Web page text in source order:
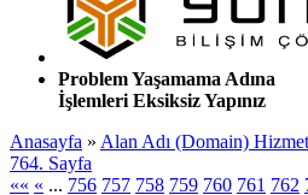
Problem Yaşamama Adına
İşlemleri Eksiksiz Yapınız
Anasayfa » Alan Adı (Domain)
764. Sayfa
«« « ... 756 757 758 759 760 761 762